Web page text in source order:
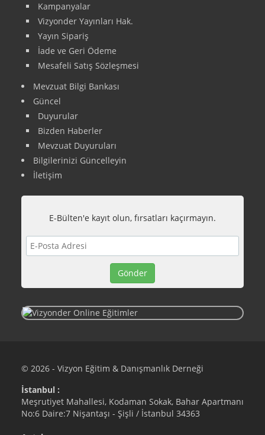
Kampanyalar
Vizyonder Yayınları Hak.
Yayın Sipariş
İade ve Geri Ödeme
Mesafeli Satış Sözleşmesi
Mevzuat Bilgi Bankası
Güncel
Duyurular
Bizden Haberler
Mevzuat Duyuruları
Bilgilerinizi Güncelleyin
İletişim
E-Bülten'e kayıt olun, fırsatları kaçırmayın.
© 2026 - Vizyon Eğitim & Danışmanlık Derneği
İstanbul :
Meşrutiyet Mahallesi, Kodaman Sokak, Bahar Apartmanı
No:6 Daire:7 Nişantaşı - Şişli / İstanbul 34363